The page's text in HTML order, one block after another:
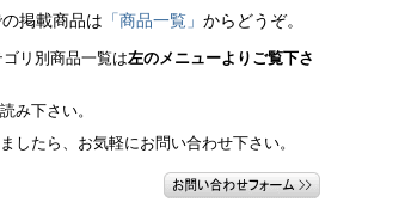
掲載商品は 「商品一覧」 からどうぞ。
リ別商品一覧は左のメニューよりご覧下さ
み下さい。
したら、お気軽にお問い合わせ下さい。